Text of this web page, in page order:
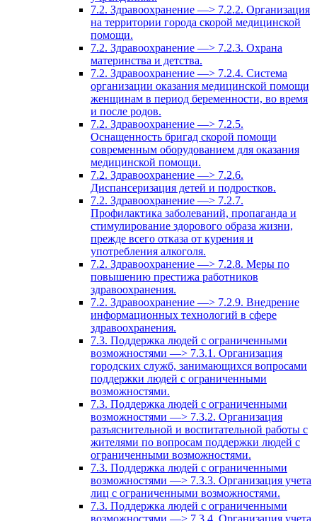
7.2. Здравоохранение —> 7.2.2. Организация
на территории города скорой медицинской
помощи.
7.2. Здравоохранение —> 7.2.3. Охрана
материнства и детства.
7.2. Здравоохранение —> 7.2.4. Система
организации оказания медицинской помощи
женщинам в период беременности, во время
и после родов.
7.2. Здравоохранение —> 7.2.5.
Оснащенность бригад скорой помощи
современным оборудованием для оказания
медицинской помощи.
7.2. Здравоохранение —> 7.2.6.
Диспансеризация детей и подростков.
7.2. Здравоохранение —> 7.2.7.
Профилактика заболеваний, пропаганда и
стимулирование здорового образа жизни,
прежде всего отказа от курения и
употребления алкоголя.
7.2. Здравоохранение —> 7.2.8. Меры по
повышению престижа работников
здравоохранения.
7.2. Здравоохранение —> 7.2.9. Внедрение
информационных технологий в сфере
здравоохранения.
7.3. Поддержка людей с ограниченными
возможностями —> 7.3.1. Организация
городских служб, занимающихся вопросами
поддержки людей с ограниченными
возможностями.
7.3. Поддержка людей с ограниченными
возможностями —> 7.3.2. Организация
разъяснительной и воспитательной работы с
жителями по вопросам поддержки людей с
ограниченными возможностями.
7.3. Поддержка людей с ограниченными
возможностями —> 7.3.3. Организация учета
лиц с ограниченными возможностями.
7.3. Поддержка людей с ограниченными
возможностями —> 7.3.4. Организация учета